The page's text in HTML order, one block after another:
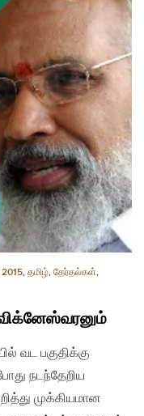
, தமிழ், தேர்தல்கள்,
வட பகுதிக்கு
நடந்தேறிய
முக்கியமான